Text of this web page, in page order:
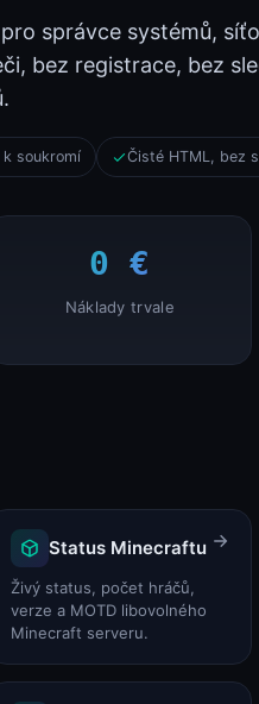
DNS Lookup (A, AAAA, MX, TXT, SPF, DKIM, DMARC)
správce systémů,
bez registrace, bez
k soukromí Čisté HTML, bez
0 €
Náklady trvale
Status Minecraftu
Živý status, počet hráčů,
verze a MOTD libovolného
Minecraft serveru.